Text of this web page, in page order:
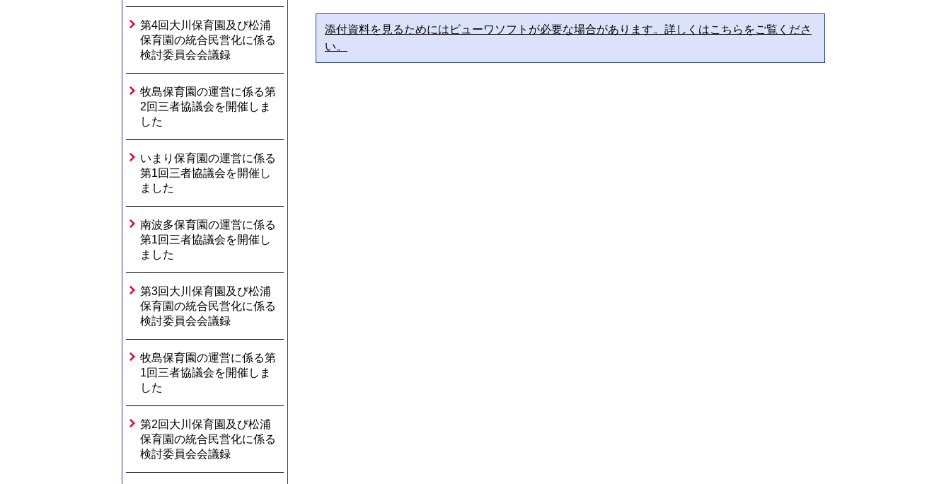
第4回大川保育園及び松浦
保育園の統合民営化に係る
検討委員会会議録
牧島保育園の運営に係る第
2回三者協議会を開催しま
した
いまり保育園の運営に係る
第1回三者協議会を開催し
ました
南波多保育園の運営に係る
第1回三者協議会を開催し
ました
第3回大川保育園及び松浦
保育園の統合民営化に係る
検討委員会会議録
牧島保育園の運営に係る第
1回三者協議会を開催しま
した
第2回大川保育園及び松浦
保育園の統合民営化に係る
検討委員会会議録
添付資料を見るためにはビューワソフトが必要な場合があります。詳しくはこちらをご覧くださ
い。